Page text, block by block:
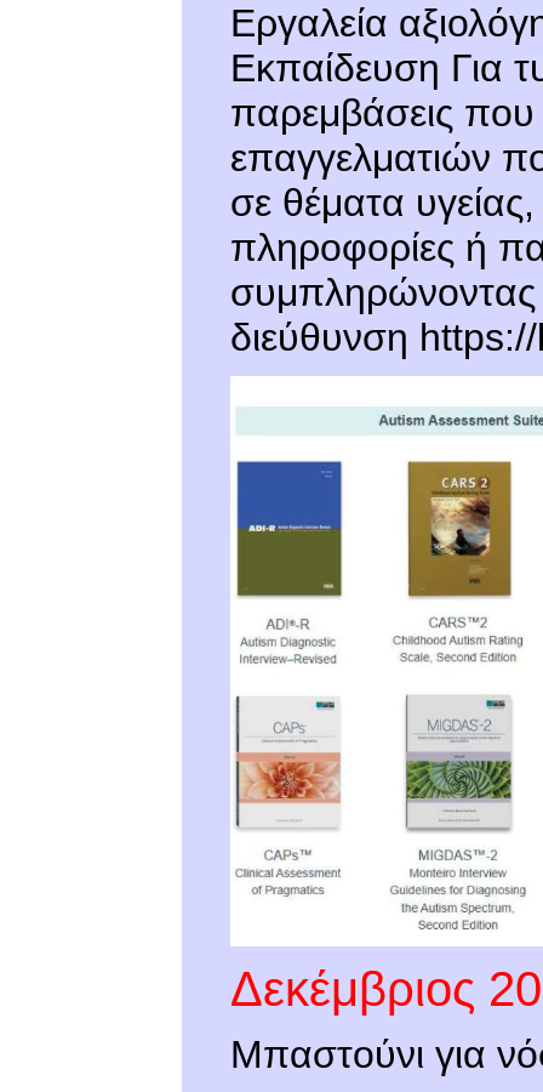
Εργαλεία
Εκπαίδευση Για
παρεμβάσεις που
επαγγελματιών
σε θέματα
πληροφορίες ή
συμπληρώνοντας
διεύθυνση
Δεκέμβριος
Μπαστούνι για